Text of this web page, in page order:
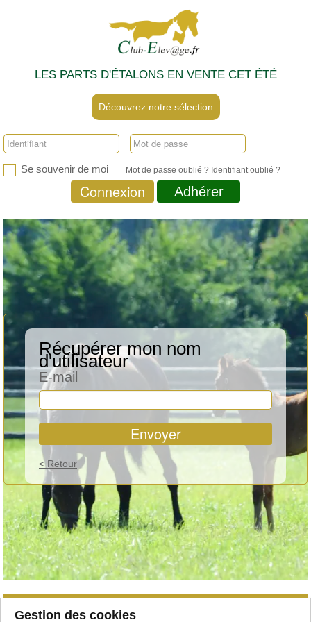
LES PARTS D'ÉTALONS EN VENTE CET ÉTÉ
Découvrez notre sélection
Se souvenir de moi Mot de passe oublié ? Identifiant oublié ?
Connexion Adhérer
Récupérer mon nom
d'utilisateur
E-mail
Envoyer
< Retour
Qu'est-ce que le club
Gestion des cookies